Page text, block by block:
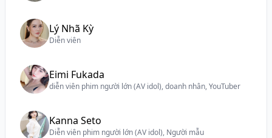
Lý Nhã Kỳ
Diễn viên
Eimi Fukada
diễn viên phim người lớn (AV idol), doanh nhân, YouTuber
Kanna Seto
Diễn viên phim người lớn (AV idol), Người mẫu